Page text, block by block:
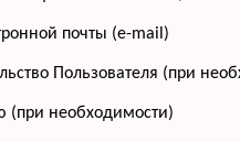
почты (e-mail)
Пользователя (при
(при необходимости)